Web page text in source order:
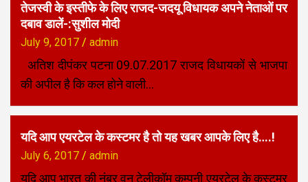
तेजस्वी के इस्तीफे के लिए राजद-जदयू विधायक अपने नेताओं पर
दबाव डालें-:सुशील मोदी
July 9, 2017 admin
अतिश दीपंकर पटना 09.07.2017 राजद विधायकों से भाजपा
की अपील है कि कल होने वाली…
​यदि आप एयरटेल के कस्टमर है तो यह खबर आपके लिए है….!
July 6, 2017 admin
​यदि आप भारत की नंबर वन टेलीकॉम कम्पनी एयरटेल के कस्टमर